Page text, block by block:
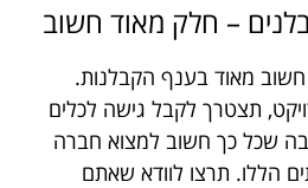
– חלק מאוד חשוב
מאוד בענף הקבלנות.
תצטרך לקבל גישה לכלים
שכל כך חשוב למצוא חברה
הללו. תרצו לוודא שאתם